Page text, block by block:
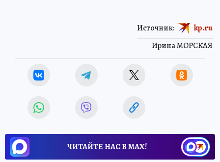
Ирина МОРСКАЯ
Источник: kp.ru
ЧИТАЙТЕ НАС В МАХ!